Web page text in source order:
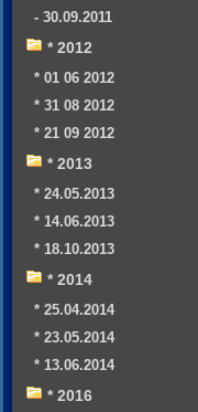
- 30.09.2011
* 2012
* 01 06 2012
* 31 08 2012
* 21 09 2012
* 2013
* 24.05.2013
* 14.06.2013
* 18.10.2013
* 2014
* 25.04.2014
* 23.05.2014
* 13.06.2014
* 2016